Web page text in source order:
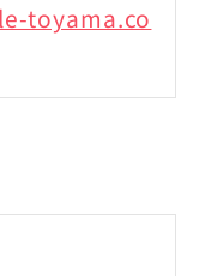
toyama.co